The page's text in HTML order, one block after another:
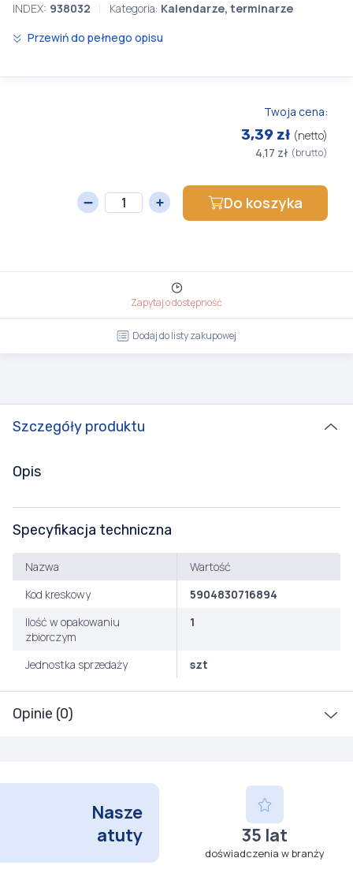
INDEX: 938032 Kategoria: Kalendarze, terminarze
Przewiń do pełnego opisu
Twoja cena:
3,39 zł (netto)
4,17 zł (brutto)
Do koszyka
Zapytaj o dostępność
Dodaj do listy zakupowej
Szczegóły produktu
Opinie (0)
Opis
Specyfikacja techniczna
Nazwa
Wartość
Kod kreskowy
5904830716894
Ilość w opakowaniu
zbiorczym
1
Jednostka sprzedaży szt
Nasze
atuty
35 lat
doświadczenia w branży